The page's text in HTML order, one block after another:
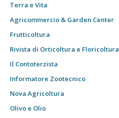
Terra e Vita
Agricommercio & Garden Center
Frutticoltura
Rivista di Orticoltura e Floricoltura
Il Contoterzista
Informatore Zootecnico
Nova Agricoltura
Olivo e Olio